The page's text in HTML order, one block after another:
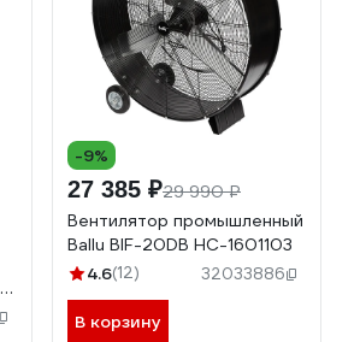
-9%
27 385 ₽29 990 ₽
Вентилятор промышленный
Ballu BIF-20DB НС-1601103
4.6(12) 32033886
В корзину